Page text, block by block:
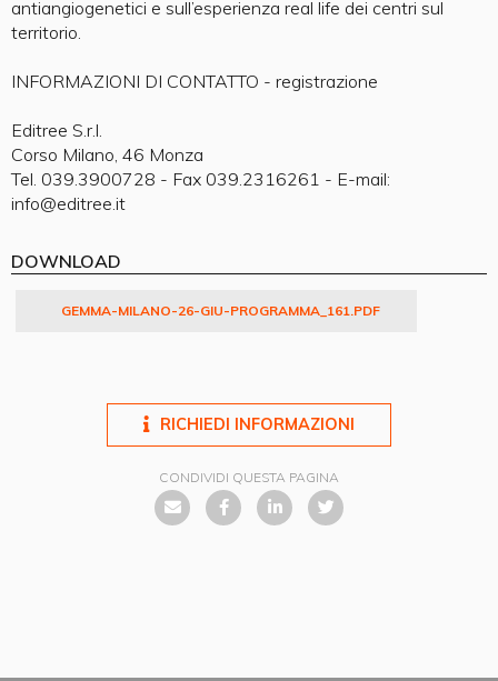
antiangiogenetici e sull’esperienza real life dei centri sul
territorio.
INFORMAZIONI DI CONTATTO - registrazione
Editree S.r.l.
Corso Milano, 46 Monza
Tel. 039.3900728 - Fax 039.2316261 - E-mail:
info@editree.it
DOWNLOAD
GEMMA-MILANO-26-GIU-PROGRAMMA_161.PDF
RICHIEDI INFORMAZIONI
CONDIVIDI QUESTA PAGINA